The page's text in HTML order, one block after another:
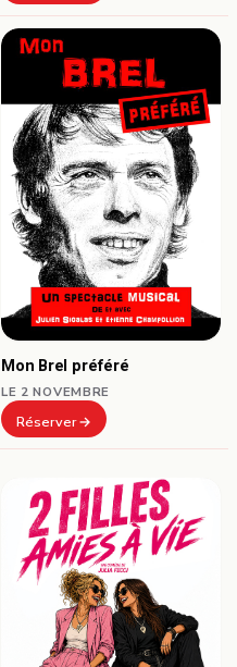
Mon Brel préféré
LE 2 NOVEMBRE
Réserver